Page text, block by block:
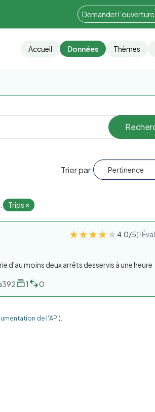
Demander
Accueil Données Thèmes
Trier par
Trips
★★★★★
★★★★★4.0/5(1
d'au moins deux arrêts desservis à une heure
392 1 0
de l'API).